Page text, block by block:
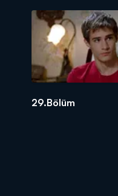
29.Bölüm